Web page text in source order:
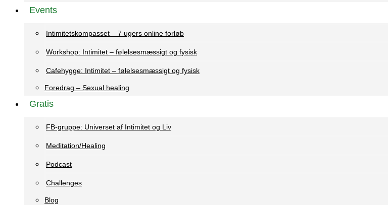
Events
Intimitetskompasset – 7 ugers online forløb
Workshop: Intimitet – følelsesmæssigt og fysisk
Cafehygge: Intimitet – følelsesmæssigt og fysisk
Foredrag – Sexual healing
Gratis
FB-gruppe: Universet af Intimitet og Liv
Meditation/Healing
Podcast
Challenges
Blog